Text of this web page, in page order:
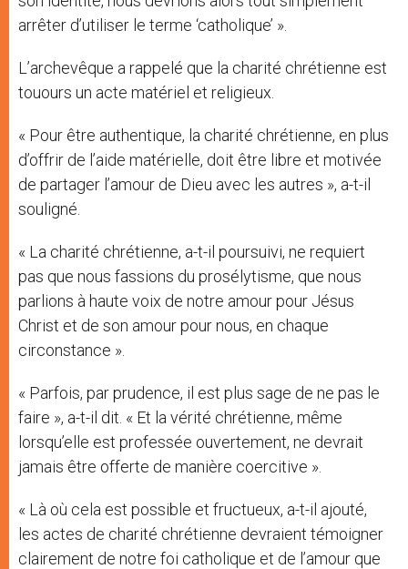
arrêter d’utiliser le terme ‘catholique’ ».
L’archevêque a rappelé que la charité chrétienne est
touours un acte matériel et religieux.
« Pour être authentique, la charité chrétienne, en plus
d’offrir de l’aide matérielle, doit être libre et motivée
de partager l’amour de Dieu avec les autres », a-t-il
souligné.
« La charité chrétienne, a-t-il poursuivi, ne requiert
pas que nous fassions du prosélytisme, que nous
parlions à haute voix de notre amour pour Jésus
Christ et de son amour pour nous, en chaque
circonstance ».
« Parfois, par prudence, il est plus sage de ne pas le
faire », a-t-il dit. « Et la vérité chrétienne, même
lorsqu’elle est professée ouvertement, ne devrait
jamais être offerte de manière coercitive ».
« Là où cela est possible et fructueux, a-t-il ajouté,
les actes de charité chrétienne devraient témoigner
clairement de notre foi catholique et de l’amour que